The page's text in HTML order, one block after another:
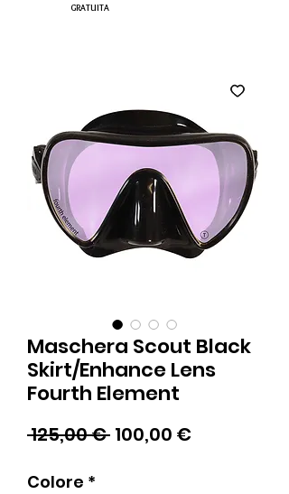
GRATUITA
Maschera Scout Black
Skirt/Enhance Lens
Fourth Element
125,00 € Prezzo
100,00 €Prezzo
Colore *